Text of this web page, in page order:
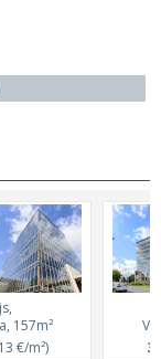
157m²
€/m²)
3